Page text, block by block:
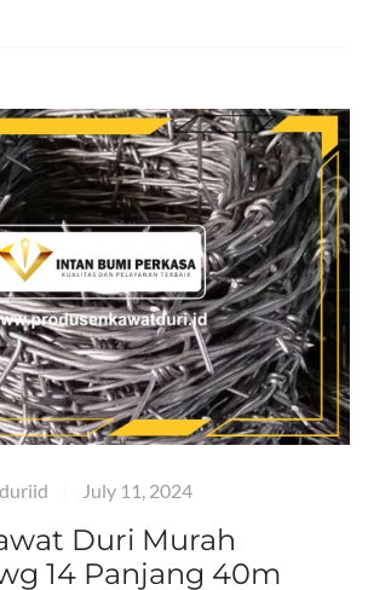
July 11, 2024
Duri Murah
14 Panjang 40m